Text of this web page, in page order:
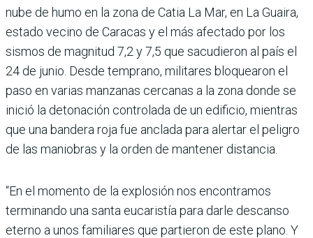
nube de humo en la zona de Catia La Mar, en La Guaira,
estado vecino de Caracas y el más afectado por los
sismos de magnitud 7,2 y 7,5 que sacudieron al país el
24 de junio. Desde temprano, militares bloquearon el
paso en varias manzanas cercanas a la zona donde se
inició la detonación controlada de un edificio, mientras
que una bandera roja fue anclada para alertar el peligro
de las maniobras y la orden de mantener distancia.
“En el momento de la explosión nos encontramos
terminando una santa eucaristía para darle descanso
eterno a unos familiares que partieron de este plano. Y